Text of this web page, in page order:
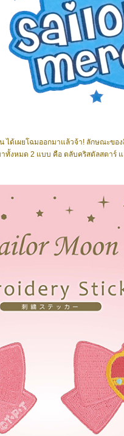
ได้เผยโฉมออกมาแล้วจ้า! ลักษณะขอ
ทั้งหมด 2 แบบ คือ ตลับคริสตัลสตาร์